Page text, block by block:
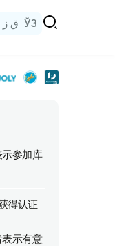
ق ز ЎЗ
参加库
得认证
示有意